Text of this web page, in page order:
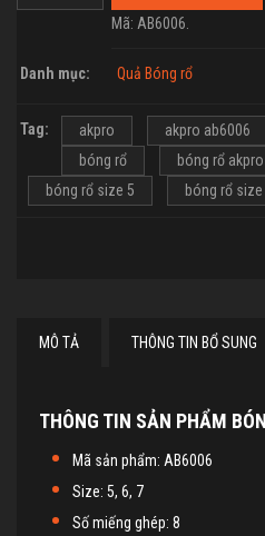
Mã: AB6006
Danh mục: Quả Bóng rổ
Tag: akpro akpro ab6006
bóng rổ
bóng rổ akpro
bóng rổ size 5
bóng rổ size
MÔ TẢ THÔNG TIN BỔ SUNG
THÔNG TIN SẢN PHẨM
Mã sản phẩm: AB6006
Size: 5, 6, 7
Số miếng ghép: 8